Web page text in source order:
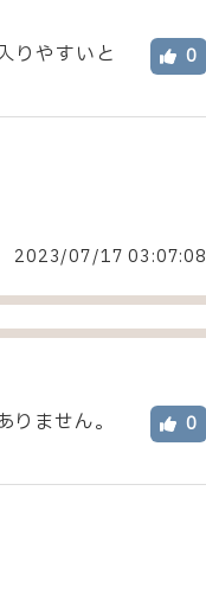
0
りやすいと
2023/07/17 03:07:08
0
ません。